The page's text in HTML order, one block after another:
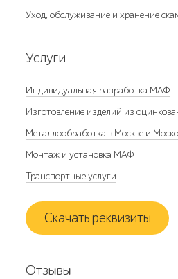
Уход, обслуживание и хранение
Услуги
Индивидуальная разработка МАФ
Изготовление изделий из
Металлообработка в Москве и
Монтаж и установка МАФ
Транспортные услуги
Скачать реквизиты
Отзывы